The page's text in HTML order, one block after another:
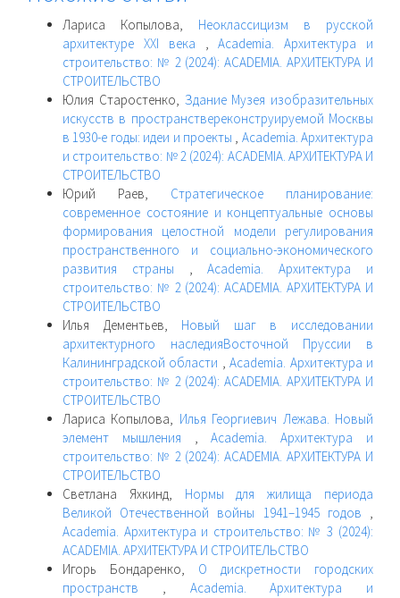
Лариса Копылова, Неоклассицизм в русской
архитектуре XXI века ,Academia. Архитектура и
строительство: № 2 (2024): ACADEMIA. АРХИТЕКТУРА И
СТРОИТЕЛЬСТВО
Юлия Старостенко, Здание Музея изобразительных
искусств в пространствереконструируемой Москвы
в 1930-е годы: идеи и проекты , Academia. Архитектура
и строительство: № 2 (2024): ACADEMIA. АРХИТЕКТУРА И
СТРОИТЕЛЬСТВО
Юрий Раев, Стратегическое планирование:
современное состояние и концептуальные основы
формирования целостной модели регулирования
пространственного и социально-экономического
развития страны ,Academia. Архитектура и
строительство: № 2 (2024): ACADEMIA. АРХИТЕКТУРА И
СТРОИТЕЛЬСТВО
Илья Дементьев, Новый шаг в исследовании
архитектурного наследияВосточной Пруссии в
Калининградской области ,Academia. Архитектура и
строительство: № 2 (2024): ACADEMIA. АРХИТЕКТУРА И
СТРОИТЕЛЬСТВО
Лариса Копылова, Илья Георгиевич Лежава. Новый
элемент мышления ,Academia. Архитектура и
строительство: № 2 (2024): ACADEMIA. АРХИТЕКТУРА И
СТРОИТЕЛЬСТВО
Светлана Яхкинд, Нормы для жилища периода
Великой Отечественной войны 1941–1945 годов ,
Academia. Архитектура и строительство: № 3 (2024):
ACADEMIA. АРХИТЕКТУРА И СТРОИТЕЛЬСТВО
Игорь Бондаренко, О дискретности городских
пространств , Academia. Архитектура и